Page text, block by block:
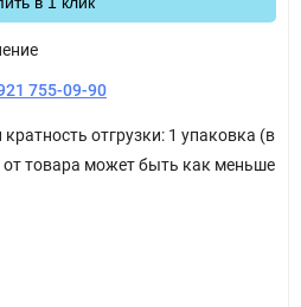
755-09-90
отгрузки: 1 упаковка (в
от товара может быть как меньше